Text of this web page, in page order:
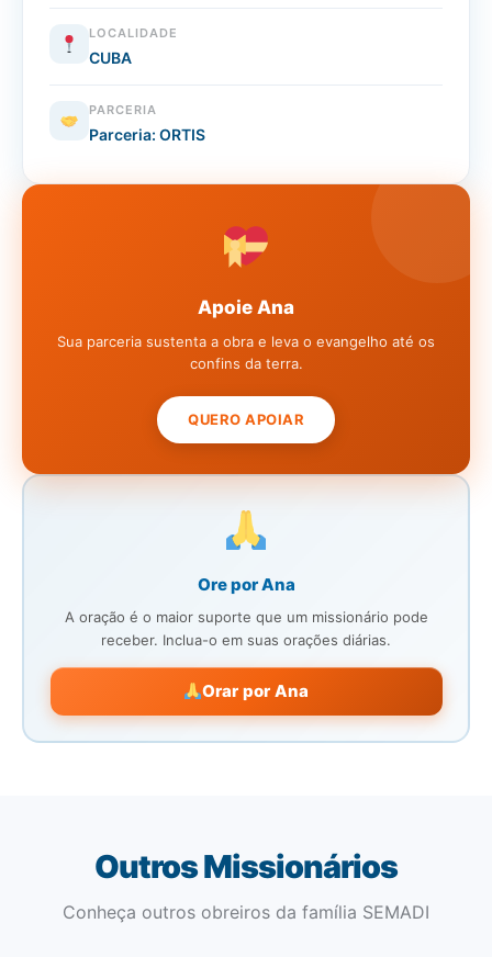
LOCALIDADE
CUBA
PARCERIA
Parceria: ORTIS
Apoie Ana
Sua parceria sustenta a obra e leva o evangelho até os
confins da terra.
QUERO APOIAR
Ore por Ana
A oração é o maior suporte que um missionário pode
receber. Inclua-o em suas orações diárias.
Orar por Ana
Outros Missionários
Conheça outros obreiros da família SEMADI